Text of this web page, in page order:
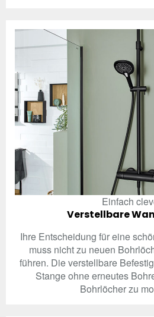
Einfach
Verstellbare
Ihre Entscheidung für eine
muss nicht zu neuen
führen. Die verstellbare
Stange ohne erneutes
Bohrlöcher zu